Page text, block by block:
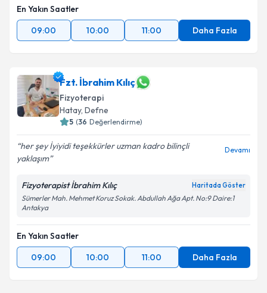
En Yakın Saatler
09:00
10:00 11:00 Daha Fazla
Fzt. İbrahim Kılıç
Fizyoterapi
Hatay, Defne
5 (36 Değerlendirme)
her şey İyiyidi teşekkürler uzman kadro bilinçli
yaklaşım
Devamı
Fizyoterapist İbrahim Kılıç Haritada Göster
Sümerler Mah. Mehmet Koruz Sokak. Abdullah Ağa Apt. No:9 Daire:1
Antakya
En Yakın Saatler
09:00
10:00 11:00 Daha Fazla